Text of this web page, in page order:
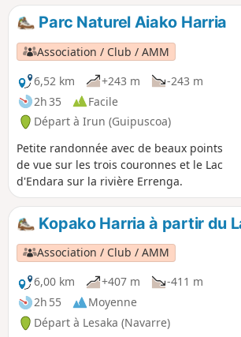
Aiako Harria (les monts d'Aia en basque),
aussi connu sous le nom de Trois
Couronnes.
Parc Naturel Aiako Harria
Association / Club / AMM
6,52 km
+243 m
-243 m
2h 35
Facile
Départ à Irun (Guipuscoa)
Petite randonnée avec de beaux points
de vue sur les trois couronnes et le Lac
d'Endara sur la rivière Errenga.
Kopako Harria à partir du
Association / Club / AMM
6,00 km
+407 m
-411 m
2h 55
Moyenne
Départ à Lesaka (Navarre)